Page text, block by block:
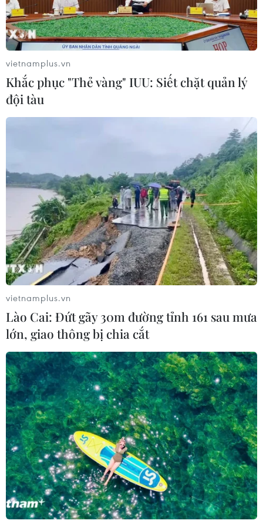
Giá vàng thế giới quay đầu giảm nhẹ
do áp lực chốt lời
07/08/2026 00:31
Mexico triển khai hàng nghìn binh sỹ
bảo vệ các vùng trồng bơ trọng điểm
Mỹ kiểm tra gần 500 chiếc Boeing 737
MAX do nguy cơ nứt thân máy bay
06/08/2026 23:31
Ngoại giao kinh tế: Kiến tạo hệ sinh
thái đồng hành và thúc đẩy tự chủ
công nghệ
06/08/2026 15:33
Việt Nam tiếp tục là thị trường trọng
điểm của doanh nghiệp thực phẩm
Ba Lan
06/08/2026 14:03
Lâm Đồng vào cao điểm vụ cá Nam,
ngư dân phấn khởi vươn khơi
06/08/2026 09:06
Giá dầu tăng khi nhà đầu tư thận
vietnamplus.vn
Khắc phục "Thẻ vàng" IUU: Siết chặt quản lý
đội tàu
vietnamplus.vn
Lào Cai: Đứt gãy 30m đường tỉnh 161 sau mưa
lớn, giao thông bị chia cắt